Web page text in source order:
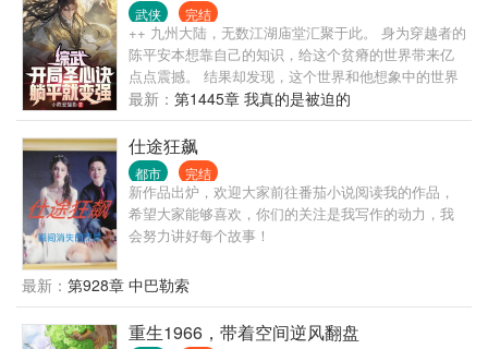
武侠 完结
++ 九州大陆，无数江湖庙堂汇聚于此。 身为穿越者的
陈平安本想靠自己的知识，给这个贫瘠的世界带来亿
点点震撼。 结果却发现，这个世界和他想象中的世界
有点不同。 一个小乞丐说要给他当厨师，这个乞丐名
叫黄蓉。 一身银衣的剑仙李寒衣来到他家，说要租他
的房子。 写的仙剑话本因为结局太悲，引得邀月上门
要用小皮鞭抽他。 东方不败也因为被他话本致郁，说
要请他吃绣花针。 随着找上门的女侠越来越多，陈平
安只得无奈大喊。 “我家真的住不下了！” 系统的出
现，让他躺平之余也能提升实力。 他只想每天吃着小
厨娘做的美食，看看焰灵姬跳极乐净土。 只是，女侠
茬，对于这种人，陈平安只能送他们上路。 对于
最新： 第1445章 我真的是被迫的
仕途狂飙
都市 完结
新作品出炉，欢迎大家前往番茄小说阅读我的作品，
希望大家能够喜欢，你们的关注是我写作的动力，我
会努力讲好每个故事！
最新： 第928章 中巴勒索
重生1966，带着空间逆风翻盘